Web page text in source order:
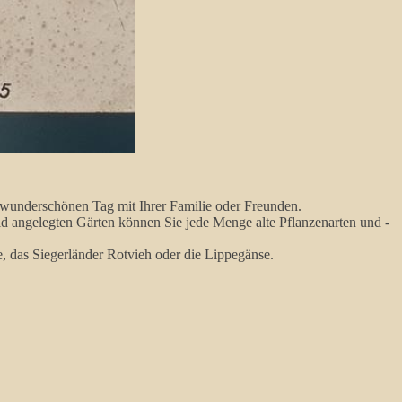
Tag mit Ihrer Familie oder Freunden.
Gärten können Sie jede Menge alte Pflanzenarten und -
Siegerländer Rotvieh oder die Lippegänse.